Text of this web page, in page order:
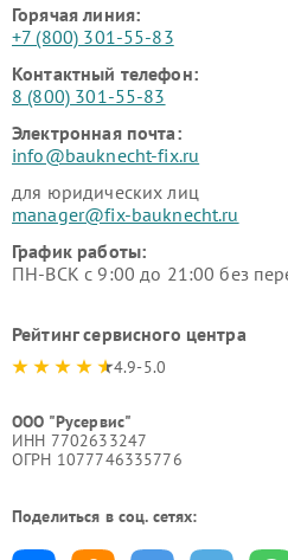
Горячая линия:
+7 (800) 301-55-83
Контактный телефон:
8 (800) 301-55-83
Электронная почта:
info@bauknecht-fix.ru
для юридических лиц
manager@fix-bauknecht.ru
График работы:
ПН-ВСК с 9:00 до 21:00 без
Рейтинг сервисного центра
4.9-5.0
ООО "Русервис"
ИНН 7702633247
ОГРН 1077746335776
Поделиться в соц. сетях: